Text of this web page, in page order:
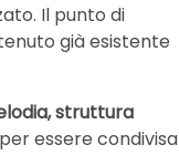
Il punto di
già esistente
struttura
essere condivisa